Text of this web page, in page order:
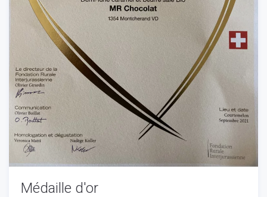
Médaille d'or